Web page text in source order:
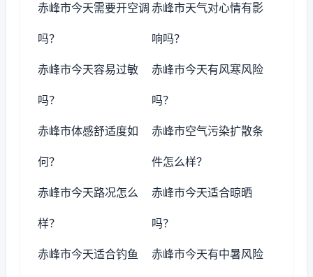
赤峰市今天需要开空调
吗？
赤峰市天气对心情有影
响吗？
赤峰市今天容易过敏
吗？
赤峰市今天有风寒风险
吗？
赤峰市体感舒适度如
何？
赤峰市空气污染扩散条
件怎么样？
赤峰市今天路况怎么
样？
赤峰市今天适合晾晒
吗？
赤峰市今天适合钓鱼 赤峰市今天有中暑风险